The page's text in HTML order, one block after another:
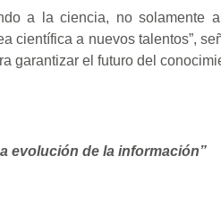
a la ciencia, no
científica a nuevos talentos”,
garantizar el futuro del
evolución de la información”